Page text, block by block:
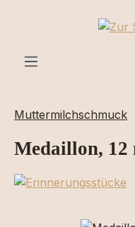
Zum Hauptinhalt
Muttermilchschmuck
Medaillon, 12